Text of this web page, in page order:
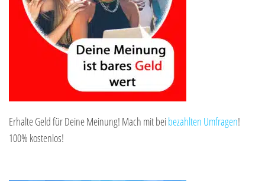
Erhalte Geld für Deine Meinung! Mach mit beibezahlten Umfragen!
100% kostenlos!